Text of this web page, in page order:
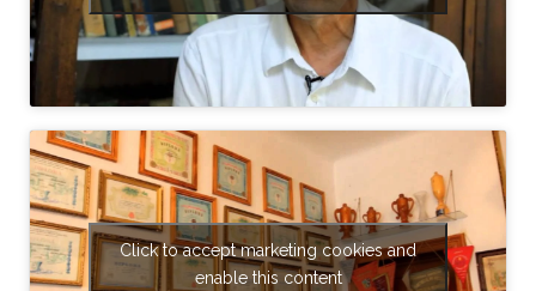
Click to accept marketing cookies and
enable this content